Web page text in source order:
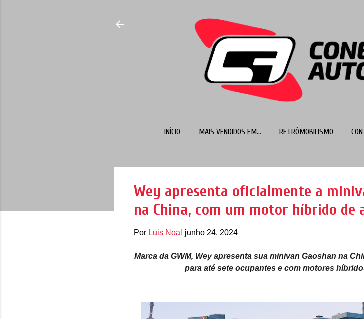
INÍCIO MAIS VENDIDOS EM... RETRÔMOBILISMO
Wey apresenta oficialmente a
na China, com um motor híbrido de
Por Luis Noal junho 24, 2024
Marca da GWM, Wey apresenta sua minivan Gaoshan na
para até sete ocupantes e com motores